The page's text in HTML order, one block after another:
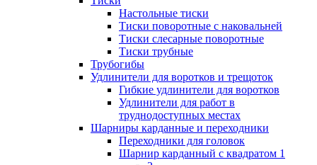
Настольные тиски
Тиски поворотные с наковальней
Тиски слесарные поворотные
Тиски трубные
Трубогибы
Удлинители для воротков и трещоток
Гибкие удлинители для воротков
Удлинители для работ в
труднодоступных местах
Шарниры карданные и переходники
Переходники для головок
Шарнир карданный с квадратом 1